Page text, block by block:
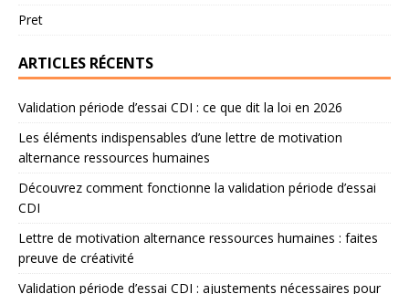
Pret
ARTICLES RÉCENTS
Validation période d’essai CDI : ce que dit la loi en 2026
Les éléments indispensables d’une lettre de motivation
alternance ressources humaines
Découvrez comment fonctionne la validation période d’essai
CDI
Lettre de motivation alternance ressources humaines : faites
preuve de créativité
Validation période d’essai CDI : ajustements nécessaires pour